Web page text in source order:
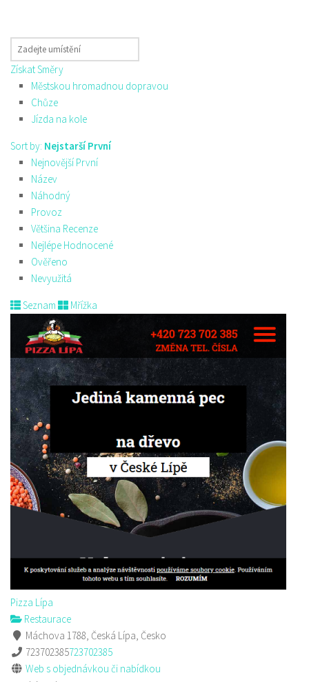
Získat Směry
Městskou hromadnou dopravou
Chůze
Jízda na kole
Sort by: Nejstarší První
Nejnovější První
Název
Náhodný
Provoz
Většina Recenze
Nejlépe Hodnocené
Ověřeno
Nevyužitá
Seznam Mřížka
Pizza Lípa
Restaurace
Máchova 1788, Česká Lípa, Česko
723702385723702385
Web s objednávkou či nabídkou